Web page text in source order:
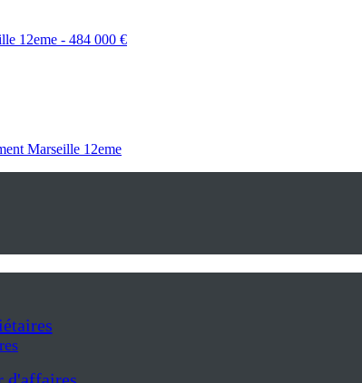
12eme - 484 000 €
Marseille 12eme